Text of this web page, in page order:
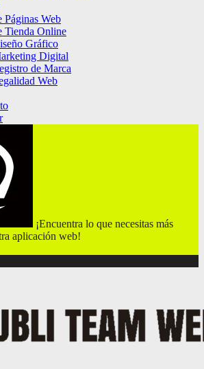
Páginas Web
Tienda Online
Gráfico
Digital
de Marca
Web
¡Encuentra lo que necesitas más
aplicación web!